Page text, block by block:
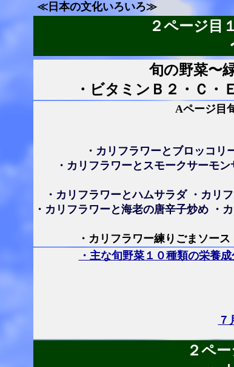
≪日本の文化いろいろ≫
２ページ目
旬の野菜〜
・ビタミンＢ２・Ｃ・
Aページ目
・カリフラワーとブロッコ
・カリフラワーとスモークサーモ
・カリフラワーとハムサラダ ・カリ
・カリフラワーと海老の唐辛子炒め ・
・カリフラワー練りごまソー
・主な旬野菜１０種類の栄養
７
２ペ